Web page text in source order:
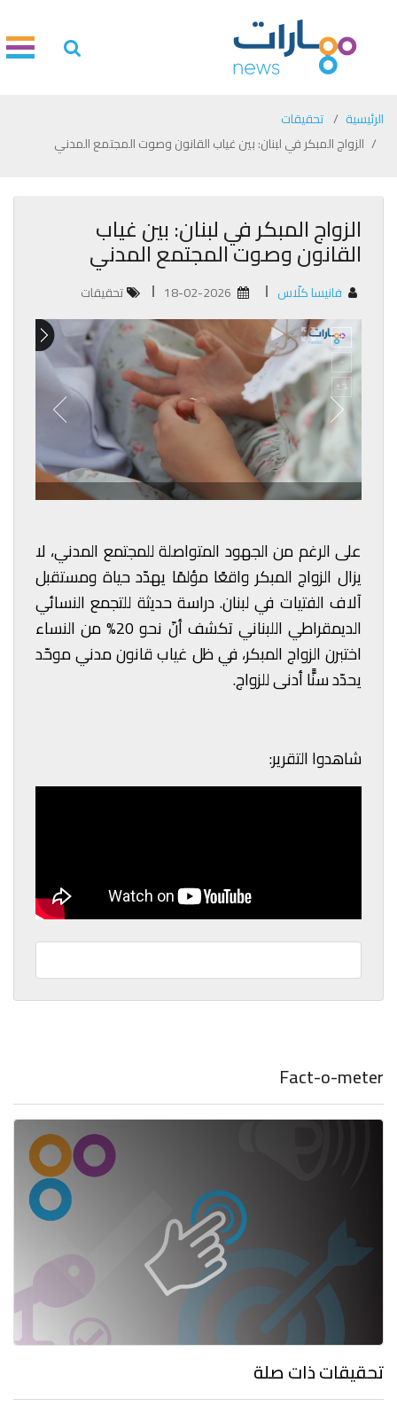
الرئيسية
تحقيقات
الزواج المبكر في لبنان: بين غياب القانون وصوت المجتمع المدني
الزواج المبكر في لبنان: بين غياب
القانون وصوت المجتمع المدني
فانيسا كلّاس تحقيقات
على الرغم من الجهود المتواصلة للمجتمع المدني، لا
يزال الزواج المبكر واقعًا مؤلمًا يهدّد حياة ومستقبل
آلاف الفتيات في لبنان. دراسة حديثة للتجمع النسائي
الديمقراطي اللبناني تكشف أنّ نحو 20% من النساء
اختبرن الزواج المبكر، في ظل غياب قانون مدني موحّد
يحدّد سنًّا أدنى للزواج.
شاهدوا التقرير:
Fact-o-meter
تحقيقات ذات صلة